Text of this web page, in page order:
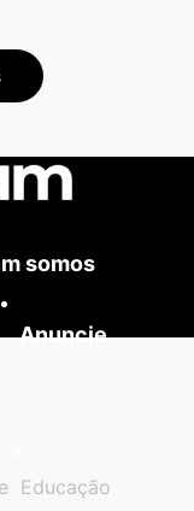
somos
Anuncie
Educação